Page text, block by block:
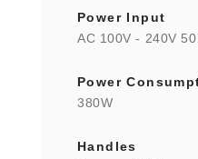
Power Input
AC 100V - 240V
Power
380W
Handles